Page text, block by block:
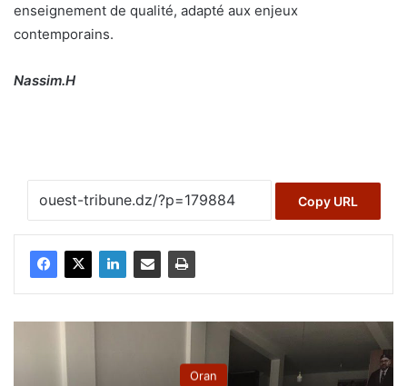
enseignement de qualité, adapté aux enjeux
contemporains.
Nassim.H
Copy URL
Oran